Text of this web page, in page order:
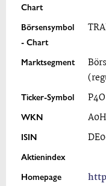
Chart
Börsensymbol
- Chart
Marktsegment
Ticker-Symbol P4O
WKN
ISIN
Aktienindex
Homepage